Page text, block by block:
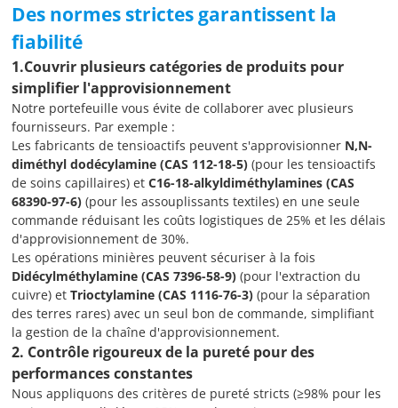
Des normes strictes garantissent la
fiabilité
1.Couvrir plusieurs catégories de produits pour
simplifier l'approvisionnement
Notre portefeuille vous évite de collaborer avec plusieurs
fournisseurs. Par exemple :
Les fabricants de tensioactifs peuvent s'approvisionner N,N-
diméthyl dodécylamine (CAS 112-18-5) (pour les tensioactifs
de soins capillaires) etC16-18-alkyldiméthylamines (CAS
68390-97-6) (pour les assouplissants textiles) en une seule
commande réduisant les coûts logistiques de 25% et les délais
d'approvisionnement de 30%.
Les opérations minières peuvent sécuriser à la fois
Didécylméthylamine (CAS 7396-58-9) (pour l'extraction du
cuivre) etTrioctylamine (CAS 1116-76-3) (pour la séparation
des terres rares) avec un seul bon de commande, simplifiant
la gestion de la chaîne d'approvisionnement.
2. Contrôle rigoureux de la pureté pour des
performances constantes
Nous appliquons des critères de pureté stricts (≥98% pour les